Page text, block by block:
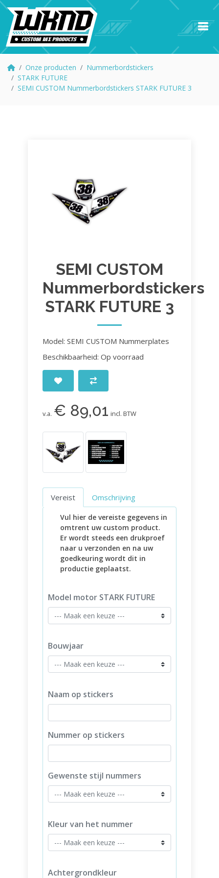
Onze producten
Nummerbordstickers
STARK FUTURE
SEMI CUSTOM Nummerbordstickers STARK FUTURE 3
SEMI CUSTOM
Nummerbordstickers
STARK FUTURE 3
Model: SEMI CUSTOM Nummerplates
Beschikbaarheid: Op voorraad
v.a. € 89,01 incl. BTW
Vereist Omschrijving
Vul hier de vereiste gegevens in
omtrent uw custom product.
Er wordt steeds een drukproef
naar u verzonden en na uw
goedkeuring wordt dit in
productie geplaatst.
Model motor STARK FUTURE
Bouwjaar
Naam op stickers
Nummer op stickers
Gewenste stijl nummers
Kleur van het nummer
Achtergrondkleur